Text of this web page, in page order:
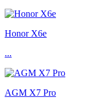
Honor X6e
...
AGM X7 Pro